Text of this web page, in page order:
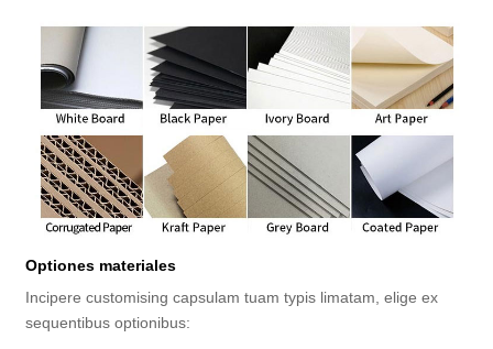
Optiones materiales
Incipere customising capsulam tuam typis limatam, elige ex
sequentibus optionibus: